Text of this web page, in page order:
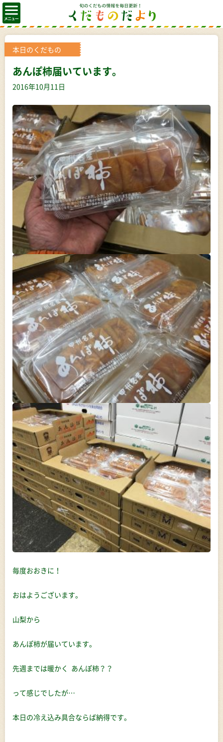
本日のくだもの
あんぽ柿届いています。
2016年10月11日
毎度おおきに！
おはようございます。
山梨から
あんぽ柿が届いています。
先週までは暖かく あんぽ柿？？
って感じでしたが…
本日の冷え込み具合ならば納得です。